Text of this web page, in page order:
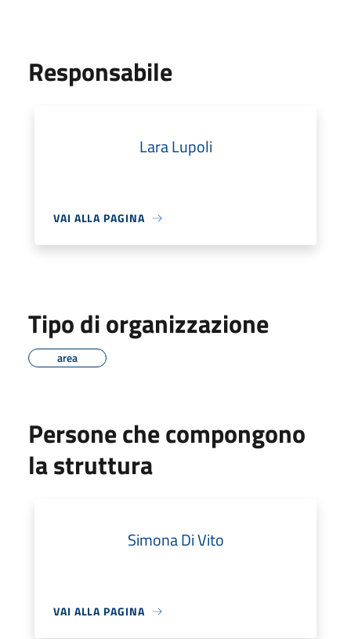
Responsabile
Lara Lupoli
VAI ALLA PAGINA
Tipo di organizzazione
area
Persone che compongono
la struttura
Simona Di Vito
VAI ALLA PAGINA